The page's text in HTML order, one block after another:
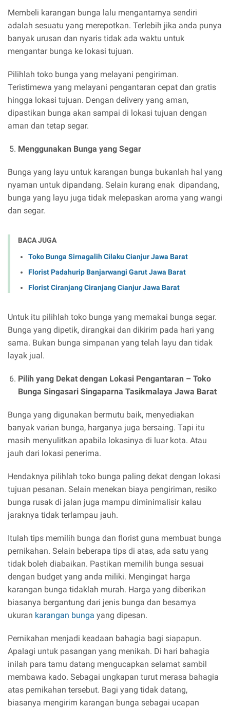
Membeli karangan bunga lalu mengantarnya sendiri
adalah sesuatu yang merepotkan. Terlebih jika anda punya
banyak urusan dan nyaris tidak ada waktu untuk
mengantar bunga ke lokasi tujuan.
Pilihlah toko bunga yang melayani pengiriman.
Teristimewa yang melayani pengantaran cepat dan gratis
hingga lokasi tujuan. Dengan delivery yang aman,
dipastikan bunga akan sampai di lokasi tujuan dengan
aman dan tetap segar.
Menggunakan Bunga yang Segar
Bunga yang layu untuk karangan bunga bukanlah hal yang
nyaman untuk dipandang. Selain kurang enak dipandang,
bunga yang layu juga tidak melepaskan aroma yang wangi
dan segar.
BACA JUGA
Toko Bunga Sirnagalih Cilaku Cianjur Jawa Barat
Florist Padahurip Banjarwangi Garut Jawa Barat
Florist Ciranjang Ciranjang Cianjur Jawa Barat
Untuk itu pilihlah toko bunga yang memakai bunga segar.
Bunga yang dipetik, dirangkai dan dikirim pada hari yang
sama. Bukan bunga simpanan yang telah layu dan tidak
layak jual.
Pilih yang Dekat dengan Lokasi Pengantaran – Toko
Bunga Singasari Singaparna Tasikmalaya Jawa Barat
Bunga yang digunakan bermutu baik, menyediakan
banyak varian bunga, harganya juga bersaing. Tapi itu
masih menyulitkan apabila lokasinya di luar kota. Atau
jauh dari lokasi penerima.
Hendaknya pilihlah toko bunga paling dekat dengan lokasi
tujuan pesanan. Selain menekan biaya pengiriman, resiko
bunga rusak di jalan juga mampu diminimalisir kalau
jaraknya tidak terlampau jauh.
Itulah tips memilih bunga dan florist guna membuat bunga
pernikahan. Selain beberapa tips di atas, ada satu yang
tidak boleh diabaikan. Pastikan memilih bunga sesuai
dengan budget yang anda miliki. Mengingat harga
karangan bunga tidaklah murah. Harga yang diberikan
biasanya bergantung dari jenis bunga dan besarnya
ukuran karangan bunga yang dipesan.
Pernikahan menjadi keadaan bahagia bagi siapapun.
Apalagi untuk pasangan yang menikah. Di hari bahagia
inilah para tamu datang mengucapkan selamat sambil
membawa kado. Sebagai ungkapan turut merasa bahagia
atas pernikahan tersebut. Bagi yang tidak datang,
biasanya mengirim karangan bunga sebagai ucapan